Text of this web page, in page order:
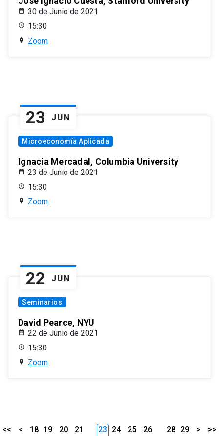
30 de Junio de 2021
15:30
Zoom
23 JUN
Microeconomía Aplicada
Ignacia Mercadal, Columbia University
23 de Junio de 2021
15:30
Zoom
22 JUN
Seminarios
David Pearce, NYU
22 de Junio de 2021
15:30
Zoom
<< < 18 19 20
21
23 24 25
26
28 29 > >>